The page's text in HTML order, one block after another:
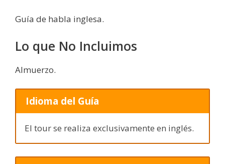
Guía de habla inglesa.
Lo que No Incluimos
Almuerzo.
Idioma del Guía
El tour se realiza exclusivamente en inglés.